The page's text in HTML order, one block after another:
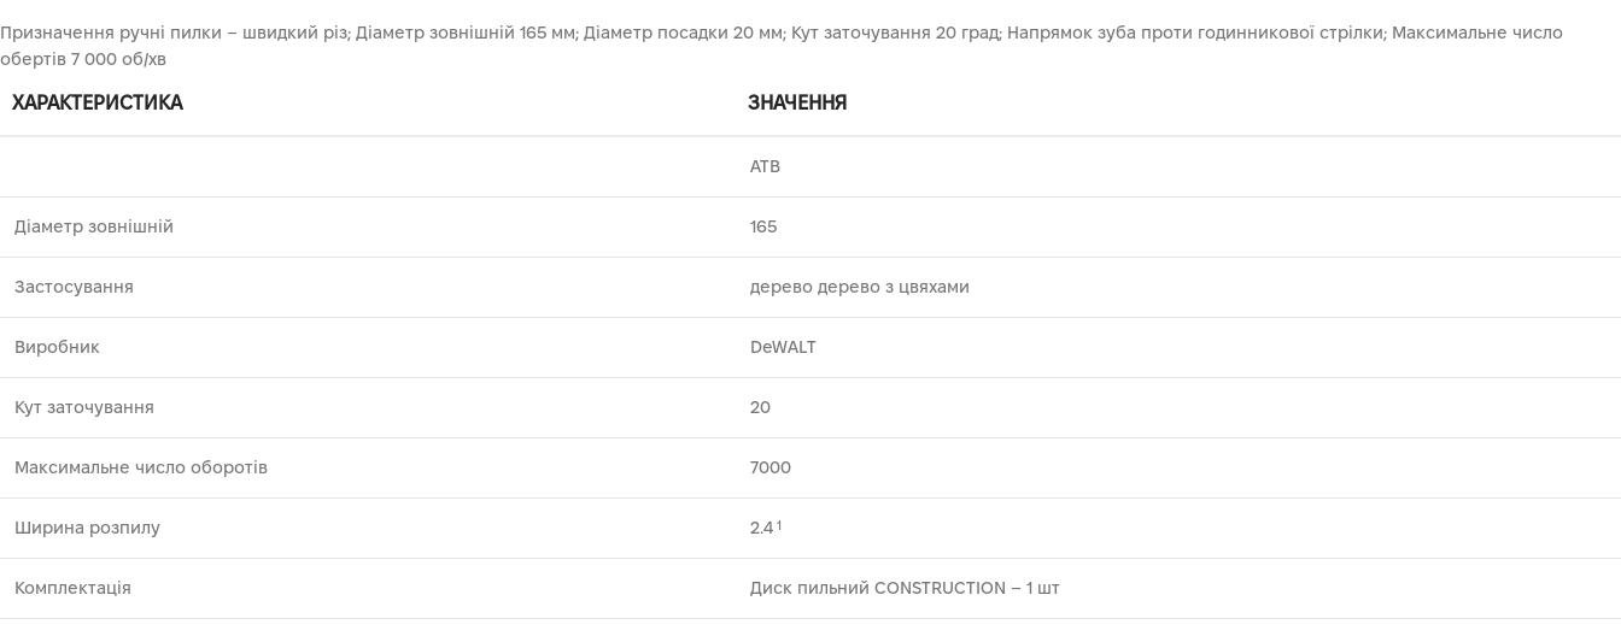
Призначення ручні пилки – швидкий різ; Діаметр зовнішній 165 мм; Діаметр посадки 20 мм; Кут заточування 20 град; Напрямок зуба проти годинникової стрілки; Максимальне число
обертів 7 000 об/хв
ХАРАКТЕРИСТИКА ЗНАЧЕННЯ
ATB
Діаметр зовнішній 165
Застосування дерево дерево з цвяхами
Виробник DeWALT
Кут заточування 20
Максимальне число оборотів 7000
Ширина розпилу 2.4 1
Комплектація Диск пильний CONSTRUCTION – 1 шт